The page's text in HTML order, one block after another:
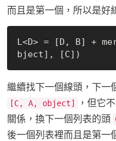
而且是第一個，所以是好
L<D> = [D, B] +
繼續找下一個線頭，下一
[C, A, object]
，但它
關係，換下一個列表的頭
後一個列表裡而且是第一